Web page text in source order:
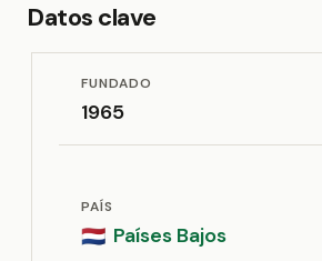
Datos clave
FUNDADO
1965
PAÍS
🇳🇱 Países Bajos